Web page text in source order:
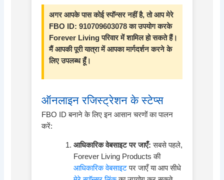
अगर आपके पास कोई स्पॉन्सर नहीं है, तो आप मेरे
FBO ID: 910709603078 का उपयोग करके
Forever Living परिवार में शामिल हो सकते हैं।
मैं आपकी पूरी यात्रा में आपका मार्गदर्शन करने के
लिए उपलब्ध हूँ।
ऑनलाइन रजिस्ट्रेशन के स्टेप्स
FBO ID बनाने के लिए इन आसान चरणों का पालन
करें:
आधिकारिक वेबसाइट पर जाएँ: सबसे पहले,
Forever Living Products की
आधिकारिक वेबसाइटपर जाएँ या आप सीधे